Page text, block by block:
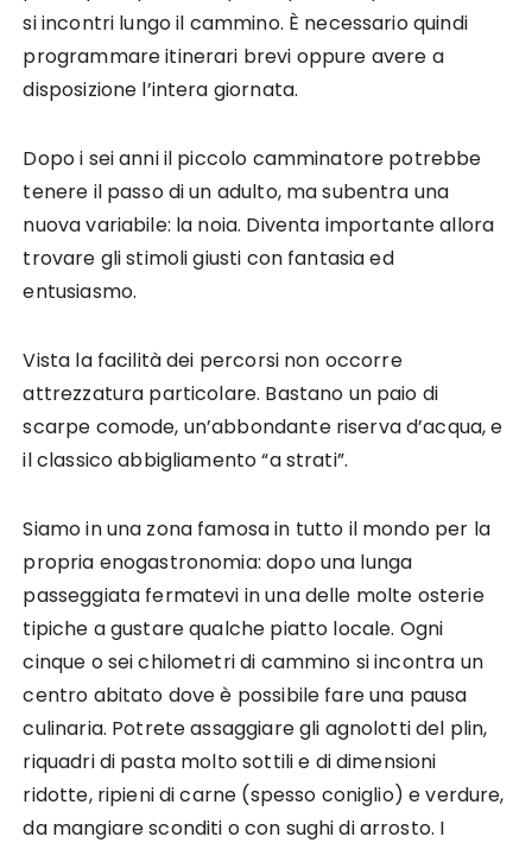
si incontri lungo il cammino. È necessario quindi
programmare itinerari brevi oppure avere a
disposizione l’intera giornata.
Dopo i sei anni il piccolo camminatore potrebbe
tenere il passo di un adulto, ma subentra una
nuova variabile: la noia. Diventa importante allora
trovare gli stimoli giusti con fantasia ed
entusiasmo.
Vista la facilità dei percorsi non occorre
attrezzatura particolare. Bastano un paio di
scarpe comode, un’abbondante riserva d’acqua, e
il classico abbigliamento “a strati”.
Siamo in una zona famosa in tutto il mondo per la
propria enogastronomia: dopo una lunga
passeggiata fermatevi in una delle molte osterie
tipiche a gustare qualche piatto locale. Ogni
cinque o sei chilometri di cammino si incontra un
centro abitato dove è possibile fare una pausa
culinaria. Potrete assaggiare gli agnolotti del plin,
riquadri di pasta molto sottili e di dimensioni
ridotte, ripieni di carne (spesso coniglio) e verdure,
da mangiare sconditi o con sughi di arrosto. I